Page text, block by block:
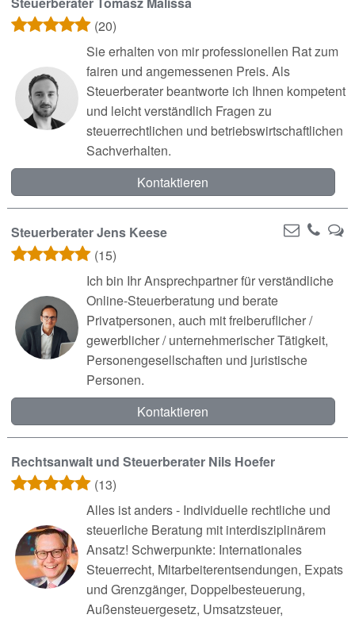
(20)
Sie erhalten von mir professionellen Rat zum
fairen und angemessenen Preis. Als
Steuerberater beantworte ich Ihnen kompetent
und leicht verständlich Fragen zu
steuerrechtlichen und betriebswirtschaftlichen
Sachverhalten.
Kontaktieren
Steuerberater Jens Keese
(15)
Ich bin Ihr Ansprechpartner für verständliche
Online-Steuerberatung und berate
Privatpersonen, auch mit freiberuflicher /
gewerblicher / unternehmerischer Tätigkeit,
Personengesellschaften und juristische
Personen.
Kontaktieren
Rechtsanwalt und Steuerberater Nils Hoefer
(13)
Alles ist anders - Individuelle rechtliche und
steuerliche Beratung mit interdisziplinärem
Ansatz! Schwerpunkte: Internationales
Steuerrecht, Mitarbeiterentsendungen, Expats
und Grenzgänger, Doppelbesteuerung,
Außensteuergesetz, Umsatzsteuer,